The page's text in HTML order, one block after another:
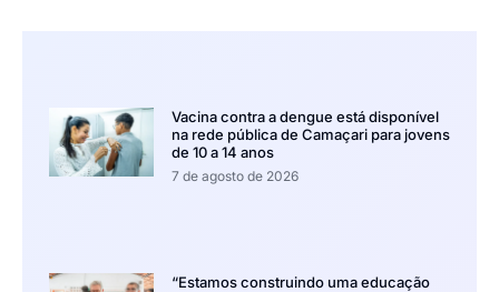
Vacina contra a dengue está disponível
na rede pública de Camaçari para jovens
de 10 a 14 anos
7 de agosto de 2026
“Estamos construindo uma educação